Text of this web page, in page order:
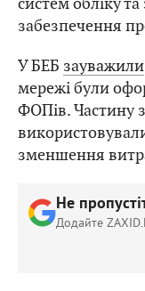
забезпечення
У БЕБ зауважили
мережі були
ФОПів. Частину з
зменшення
Не
Додайте